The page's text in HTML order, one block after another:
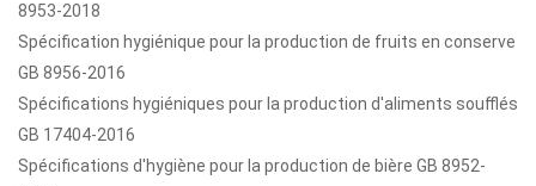
8953-2018
Spécification hygiénique pour la production de fruits en conserve
GB 8956-2016
Spécifications hygiéniques pour la production d'aliments soufflés
GB 17404-2016
Spécifications d'hygiène pour la production de bière GB 8952-